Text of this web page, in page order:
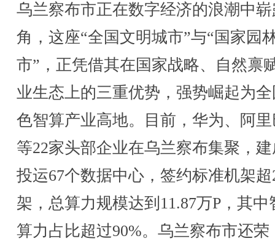
乌兰察布市正在数字经济的浪潮中
角，这座“全国文明城市”与“国家园
市”，正凭借其在国家战略、自然禀
业生态上的三重优势，强势崛起为
色智算产业高地。目前，华为、阿
等22家头部企业在乌兰察布集聚，
投运67个数据中心，签约标准机架超
架，总算力规模达到11.87万P，其中
算力占比超过90%。乌兰察布市还荣